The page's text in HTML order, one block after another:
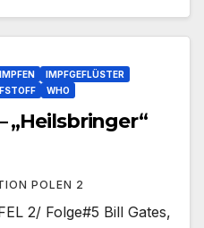
IMPFEN
IMPFGEFLÜSTER
WHO
„Heilsbringer“
POLEN 2
2/ Folge#5 Bill Gates,